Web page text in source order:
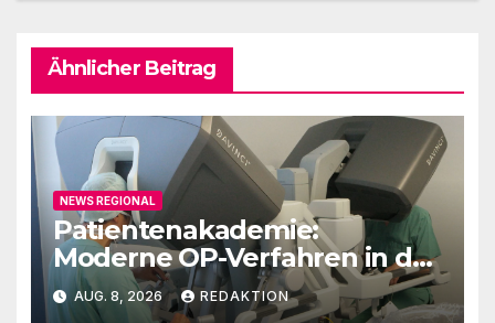
Ähnlicher Beitrag
NEWS REGIONAL
Patientenakademie:
Moderne OP-Verfahren in der
Urologie
AUG. 8, 2026 REDAKTION